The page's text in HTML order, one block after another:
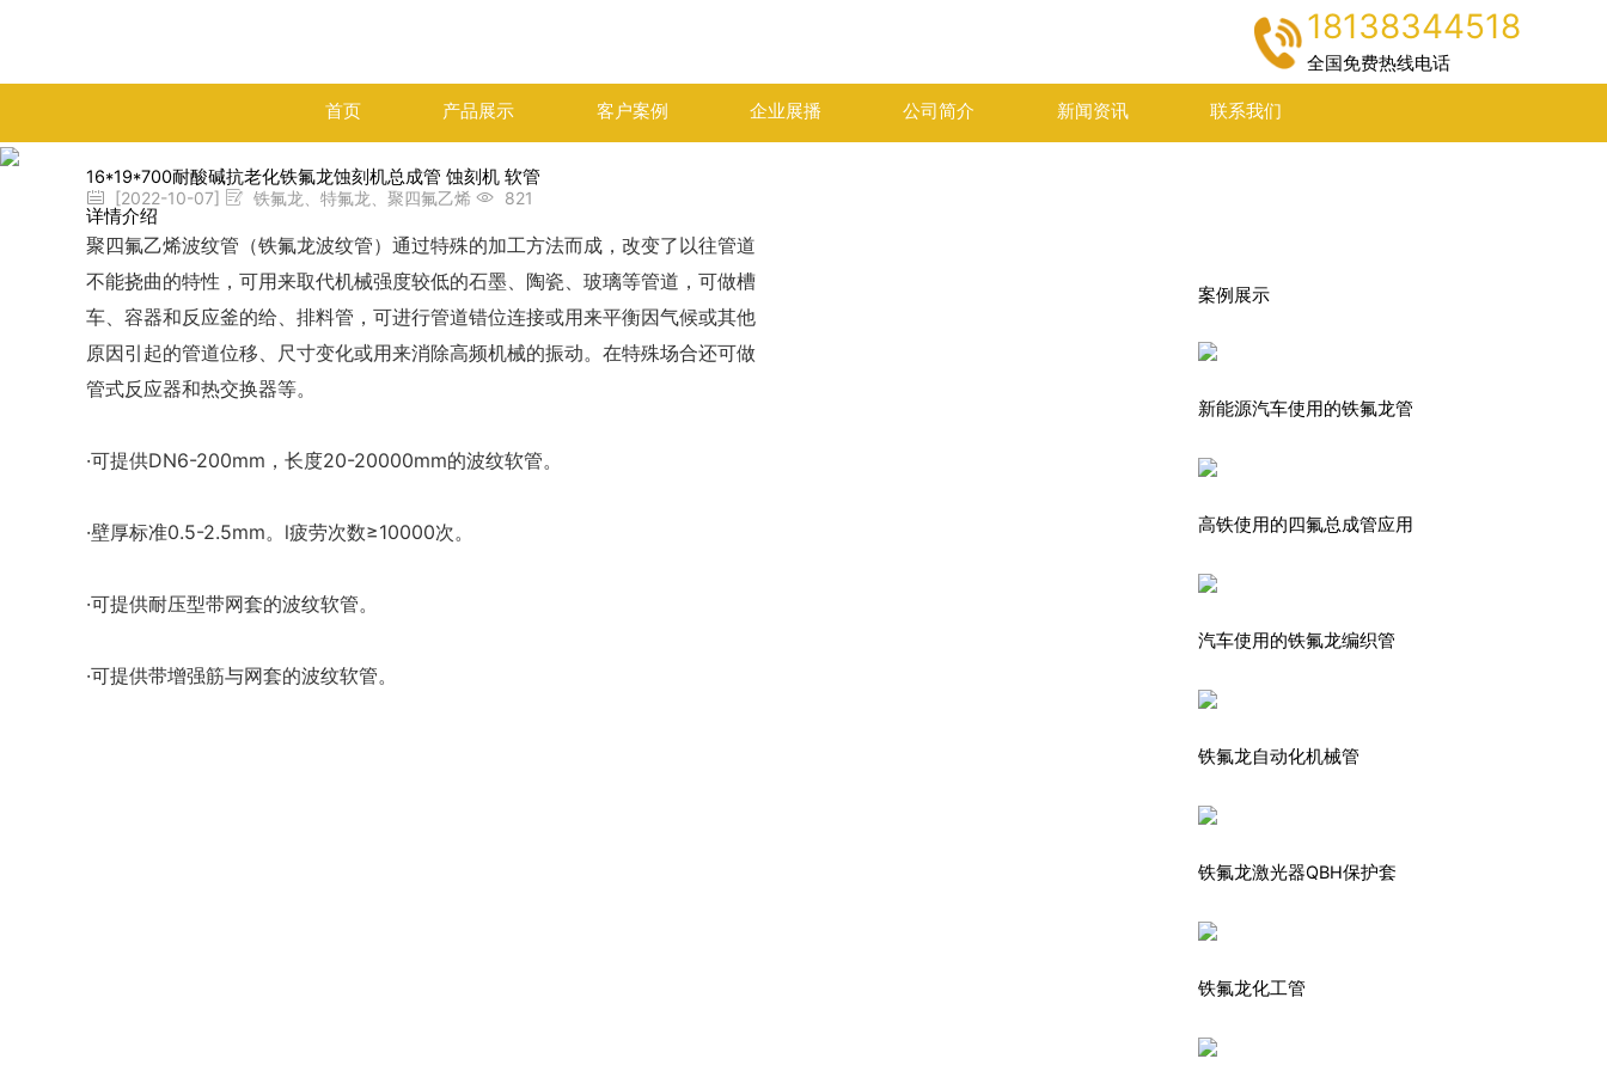
18138344518
全国免费热线电话
首页 产品展示 客户案例 企业展播 公司简介 新闻资讯 联系我们
16*19*700耐酸碱抗老化铁氟龙蚀刻机总成管 蚀刻机 软管
[2022-10-07] 铁氟龙、特氟龙、聚四氟乙烯 821
详情介绍
聚四氟乙烯波纹管（铁氟龙波纹管）通过特殊的加工方法而成，改变了以往管道
不能挠曲的特性，可用来取代机械强度较低的石墨、陶瓷、玻璃等管道，可做槽
车、容器和反应釜的给、排料管，可进行管道错位连接或用来平衡因气候或其他
原因引起的管道位移、尺寸变化或用来消除高频机械的振动。在特殊场合还可做
管式反应器和热交换器等。
·可提供DN6-200mm，长度20-20000mm的波纹软管。
·壁厚标准0.5-2.5mm。l疲劳次数≥10000次。
·可提供耐压型带网套的波纹软管。
·可提供带增强筋与网套的波纹软管。
案例展示
新能源汽车使用的铁氟龙管
高铁使用的四氟总成管应用
汽车使用的铁氟龙编织管
铁氟龙自动化机械管
铁氟龙激光器QBH保护套
铁氟龙化工管